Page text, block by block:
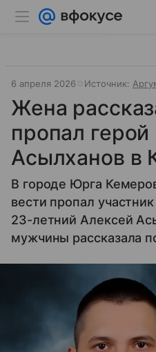
6 апреля 2026 Источник:
Жена
пропал герой
Асылханов в
В городе Юрга
вести пропал
23-летний Алексей
мужчины рассказала